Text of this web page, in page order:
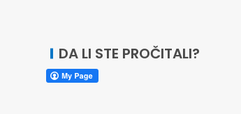
DA LI STE PROČITALI?